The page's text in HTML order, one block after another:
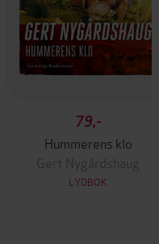
79,-
Hummerens klo
Gert Nygårdshaug
LYDBOK